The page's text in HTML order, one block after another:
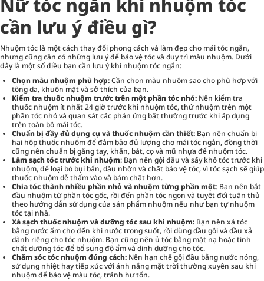
Nữ tóc ngắn khi nhuộm tóc
cần lưu ý điều gì?
Nhuộm tóc là một cách thay đổi phong cách và làm đẹp cho mái tóc ngắn,
nhưng cũng cần có những lưu ý để bảo vệ tóc và duy trì màu nhuộm. Dưới
đây là một số điều bạn cần lưu ý khi nhuộm tóc ngắn:
Chọn màu nhuộm phù hợp:Cần chọn màu nhuộm sao cho phù hợp với
tông da, khuôn mặt và sở thích của bạn.
Kiểm tra thuốc nhuộm trước trên một phần tóc nhỏ: Nên kiểm tra
thuốc nhuộm ít nhất 24 giờ trước khi nhuộm tóc, thử nhuộm trên một
phần tóc nhỏ và quan sát các phản ứng bất thường trước khi áp dụng
trên toàn bộ mái tóc.
Chuẩn bị đầy đủ dụng cụ và thuốc nhuộm cần thiết: Bạn nên chuẩn bị
hai hộp thuốc nhuộm để đảm bảo đủ lượng cho mái tóc ngắn, đồng thời
cũng nên chuẩn bị găng tay, khăn, bát, cọ và mũ nhựa để nhuộm tóc.
Làm sạch tóc trước khi nhuộm: Bạn nên gội đầu và sấy khô tóc trước khi
nhuộm, để loại bỏ bụi bẩn, dầu nhờn và chất bảo vệ tóc, vì tóc sạch sẽ giúp
thuốc nhuộm dễ thấm vào và bám chặt hơn.
Chia tóc thành nhiều phần nhỏ và nhuộm từng phần một: Bạn nên bắt
đầu nhuộm từ phần tóc gốc, rồi đến phần tóc ngọn và tuyệt đối tuân thủ
theo hướng dẫn sử dụng của sản phẩm nhuộm nếu như bạn tự nhuộm
tóc tại nhà.
Xả sạch thuốc nhuộm và dưỡng tóc sau khi nhuộm: Bạn nên xả tóc
bằng nước ấm cho đến khi nước trong suốt, rồi dùng dầu gội và dầu xả
dành riêng cho tóc nhuộm. Bạn cũng nên ủ tóc bằng mặt nạ hoặc tinh
chất dưỡng tóc để bổ sung độ ẩm và dinh dưỡng cho tóc.
Chăm sóc tóc nhuộm đúng cách: Nên hạn chế gội đầu bằng nước nóng,
sử dụng nhiệt hay tiếp xúc với ánh nắng mặt trời thường xuyên sau khi
nhuộm để bảo vệ màu tóc, tránh hư tổn.